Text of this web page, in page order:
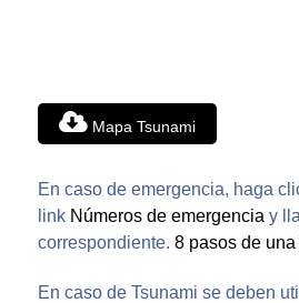
Mapa Tsunami
En caso de emergencia, haga
link Números de emergencia y
correspondiente. 8 pasos de
En caso de Tsunami se deben